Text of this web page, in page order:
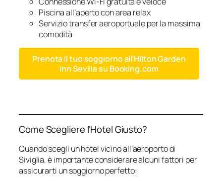
Piscina all’aperto con area relax
Servizio transfer aeroportuale per la massima
comodità
Prenota il tuo soggiorno all’Hilton Garden
Inn Sevilla su Booking.com
Come Scegliere l’Hotel Giusto?
Quando scegli un hotel vicino all’aeroporto di
Siviglia, è importante considerare alcuni fattori per
assicurarti un soggiorno perfetto: